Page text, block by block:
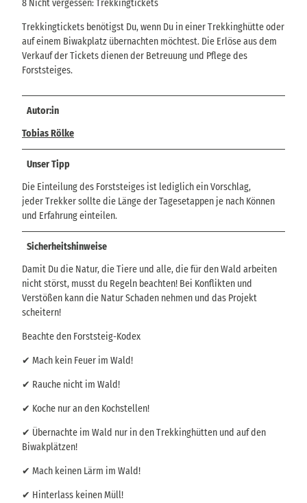
8 Nicht vergessen: Trekkingtickets
Trekkingtickets benötigst Du, wenn Du in einer Trekkinghütte oder
auf einem Biwakplatz übernachten möchtest. Die Erlöse aus dem
Verkauf der Tickets dienen der Betreuung und Pflege des
Forststeiges.
Autor:in
Tobias Rölke
Unser Tipp
Die Einteilung des Forststeiges ist lediglich ein Vorschlag,
jeder Trekker sollte die Länge der Tagesetappen je nach Können
und Erfahrung einteilen.
Sicherheitshinweise
Damit Du die Natur, die Tiere und alle, die für den Wald arbeiten
nicht störst, musst du Regeln beachten! Bei Konflikten und
Verstößen kann die Natur Schaden nehmen und das Projekt
scheitern!
Beachte den Forststeig-Kodex
✔ Mach kein Feuer im Wald!
✔ Rauche nicht im Wald!
✔ Koche nur an den Kochstellen!
✔ Übernachte im Wald nur in den Trekkinghütten und auf den
Biwakplätzen!
✔ Mach keinen Lärm im Wald!
✔ Hinterlass keinen Müll!